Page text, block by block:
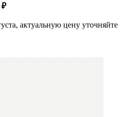
₽
актуальную цену уточняйте